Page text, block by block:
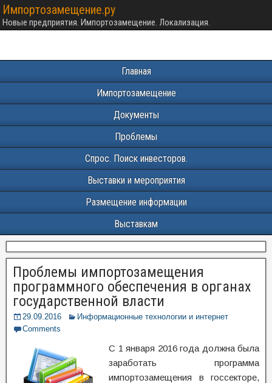
Импортозамещение.ру
Новые предприятия. Импортозамещение. Локализация.
Главная
Импортозамещение
Документы
Проблемы
Спрос. Поиск инвесторов.
Выставки и мероприятия
Размещение информации
Выставкам
Проблемы импортозамещения
программного обеспечения в органах
государственной власти
29.09.2016
Информационные технологии и интернет
Comments
С 1 января 2016 года должна была
заработать программа
импортозамещения в госсекторе,